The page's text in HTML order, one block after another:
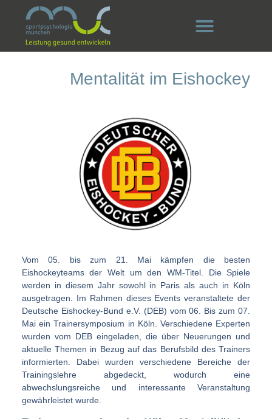
Mentalität im Eishockey
Vom 05. bis zum 21. Mai kämpfen die besten
Eishockeyteams der Welt um den WM-Titel. Die Spiele
werden in diesem Jahr sowohl in Paris als auch in Köln
ausgetragen. Im Rahmen dieses Events veranstaltete der
Deutsche Eishockey-Bund e.V. (DEB) vom 06. Bis zum 07.
Mai ein Trainersymposium in Köln. Verschiedene Experten
wurden vom DEB eingeladen, die über Neuerungen und
aktuelle Themen in Bezug auf das Berufsbild des Trainers
informierten. Dabei wurden verschiedene Bereiche der
Trainingslehre abgedeckt, wodurch eine
abwechslungsreiche und interessante Veranstaltung
gewährleistet wurde.